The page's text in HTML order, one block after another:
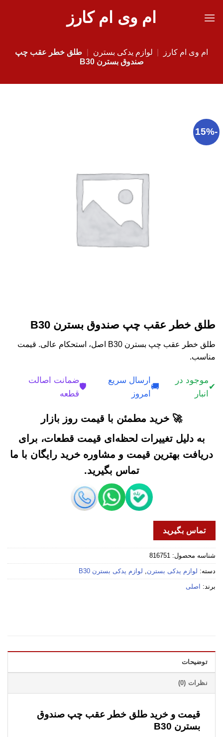
ام وی ام کارز
ام وی ام کارز لوازم یدکی بسترن
طلق خطر عقب چپ
صندوق بسترن B30
-15%
طلق خطر عقب چپ صندوق بسترن B30
طلق خطر عقب چپ بسترن B30 اصل، استحکام عالی. قیمت
مناسب.
✔
موجود در
انبار
🚚
ارسال سریع
امروز
🛡️
ضمانت اصالت
قطعه
🚀 خرید مطمئن با قیمت روز بازار
به دلیل تغییرات لحظه‌ای قیمت قطعات، برای
دریافت بهترین قیمت و مشاوره خرید رایگان با ما
تماس بگیرید.
تماس بگیرید
شناسه محصول: 816751
دسته: لوازم یدکی بسترن, لوازم یدکی بسترن B30
برند: اصلی
توضیحات
نظرات (0)
قیمت و خرید طلق خطر عقب چپ صندوق
بسترن B30